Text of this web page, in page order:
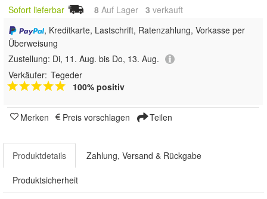
Sofort lieferbar 8 Auf Lager 3 verkauft
, Kreditkarte, Lastschrift, Ratenzahlung, Vorkasse per
Überweisung
Zustellung: Di, 11. Aug. bis Do, 13. Aug.
Verkäufer: Tegeder
100% positiv
Merken Preis vorschlagen Teilen
Produktdetails Zahlung, Versand & Rückgabe
Produktsicherheit